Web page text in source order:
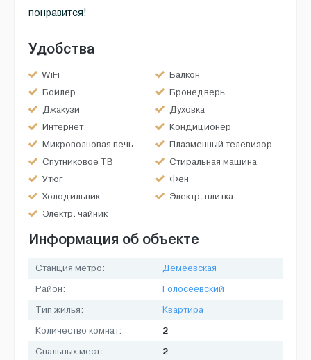
понравится!
Удобства
WiFi
Балкон
Бойлер
Бронедверь
Джакузи
Духовка
Интернет
Кондиционер
Микроволновая печь
Плазменный телевизор
Спутниковое ТВ
Стиральная машина
Утюг
Фен
Холодильник
Электр. плитка
Электр. чайник
Информация об объекте
Станция метро:
Демеевская
Район:
Голосеевский
Тип жилья:
Квартира
Количество комнат:
2
Спальных мест: 2